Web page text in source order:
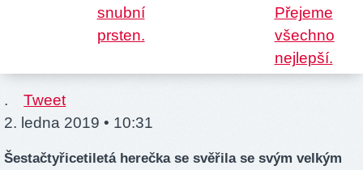
.
Tweet
2. ledna 2019 • 10:31
Šestačtyřicetiletá herečka se svěřila se svým velkým